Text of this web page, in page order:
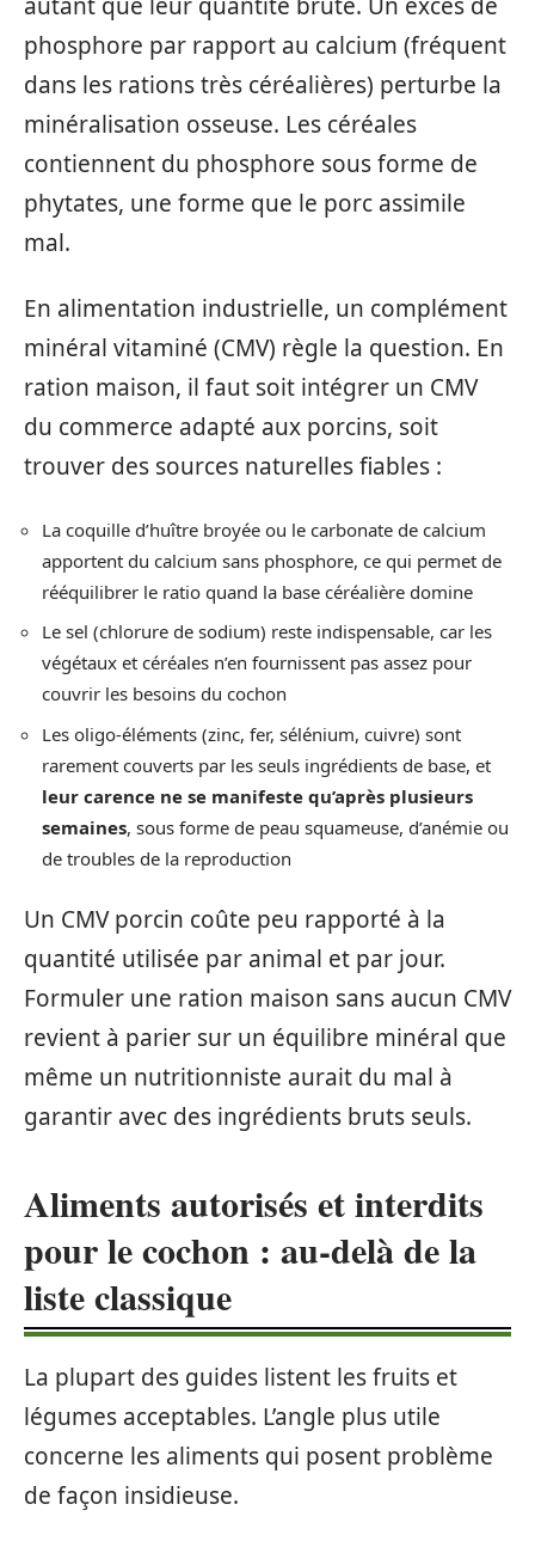
phosphore par rapport au calcium (fréquent
dans les rations très céréalières) perturbe la
minéralisation osseuse. Les céréales
contiennent du phosphore sous forme de
phytates, une forme que le porc assimile
mal.
En alimentation industrielle, un complément
minéral vitaminé (CMV) règle la question. En
ration maison, il faut soit intégrer un CMV
du commerce adapté aux porcins, soit
trouver des sources naturelles fiables :
La coquille d’huître broyée ou le carbonate de calcium
apportent du calcium sans phosphore, ce qui permet de
rééquilibrer le ratio quand la base céréalière domine
Le sel (chlorure de sodium) reste indispensable, car les
végétaux et céréales n’en fournissent pas assez pour
couvrir les besoins du cochon
Les oligo-éléments (zinc, fer, sélénium, cuivre) sont
rarement couverts par les seuls ingrédients de base, et
leur carence ne se manifeste qu’après plusieurs
semaines, sous forme de peau squameuse, d’anémie ou
de troubles de la reproduction
Un CMV porcin coûte peu rapporté à la
quantité utilisée par animal et par jour.
Formuler une ration maison sans aucun CMV
revient à parier sur un équilibre minéral que
même un nutritionniste aurait du mal à
garantir avec des ingrédients bruts seuls.
Aliments autorisés et interdits
pour le cochon : au-delà de la
liste classique
La plupart des guides listent les fruits et
légumes acceptables. L’angle plus utile
concerne les aliments qui posent problème
de façon insidieuse.